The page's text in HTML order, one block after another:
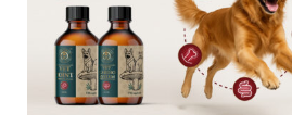
Iratkozzon fel
Csatlakozzon a Naja Forest